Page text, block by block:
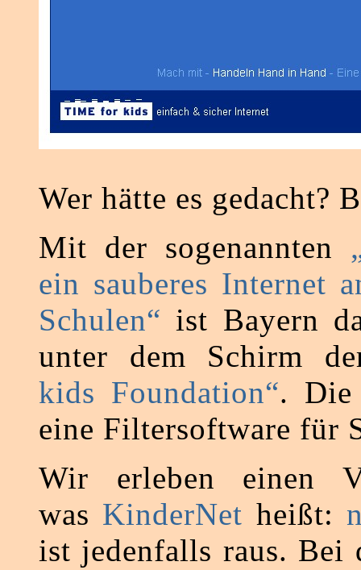
Wer hätte es gedacht?
Mit der sogenannten
ein sauberes Internet
Schulen“ ist Bayern
unter dem Schirm
kids Foundation“. Die
eine Filtersoftware für
Wir erleben einen
was KinderNet heißt:
ist jedenfalls raus. Bei